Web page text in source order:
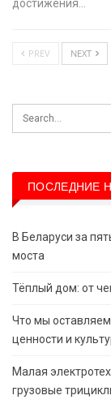
достижения…
PREV NEXT
ПОСЛЕДНИЕ
В Беларуси за
моста
Тёплый дом: от
Что мы
ценности и
Малая
грузовые